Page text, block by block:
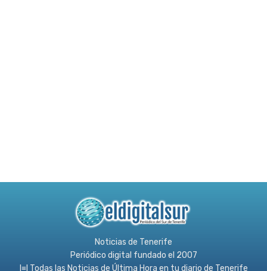
Noticias de Tenerife
Periódico digital fundado el 2007
l≡l Todas las Noticias de Última Hora en tu diario de Tenerife